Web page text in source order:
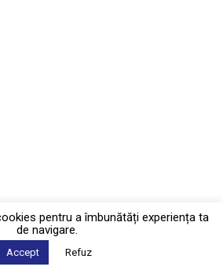
pentru a îmbunătăți experiența ta
de navigare.
Accept Refuz